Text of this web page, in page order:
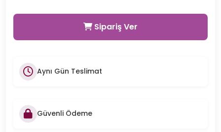
Sipariş Ver
Aynı Gün Teslimat
Güvenli Ödeme